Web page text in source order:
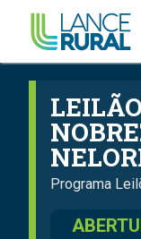
Programa